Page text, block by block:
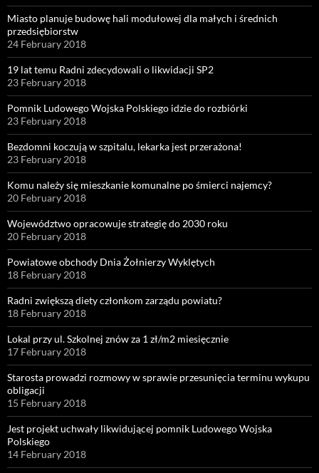
Miasto planuje budowę hali modułowej dla małych i średnich
przedsiębiorstw
24 February 2018
19 lat temu Radni zdecydowali o likwidacji SP2
23 February 2018
Pomnik Ludowego Wojska Polskiego idzie do rozbiórki
23 February 2018
Bezdomni koczują w szpitalu, lekarka jest przerażona!
23 February 2018
Komu należy się mieszkanie komunalne po śmierci najemcy?
20 February 2018
Województwo opracowuje strategię do 2030 roku
20 February 2018
Powiatowe obchody Dnia Żołnierzy Wyklętych
18 February 2018
Radni zwiększą diety członkom zarządu powiatu?
18 February 2018
Lokal przy ul. Szkolnej znów za 1 zł/m2 miesięcznie
17 February 2018
Starosta prowadzi rozmowy w sprawie przesunięcia terminu wykupu
obligacji
15 February 2018
Jest projekt uchwały likwidującej pomnik Ludowego Wojska
Polskiego
14 February 2018